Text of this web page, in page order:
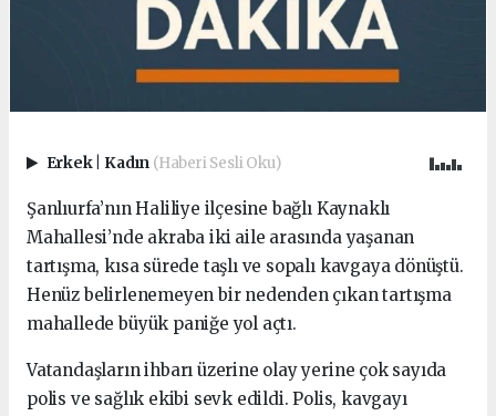
Erkek Kadın (Haberi Sesli Oku)
Şanlıurfa’nın Haliliye ilçesine bağlı Kaynaklı
Mahallesi’nde akraba iki aile arasında yaşanan
tartışma, kısa sürede taşlı ve sopalı kavgaya dönüştü.
Henüz belirlenemeyen bir nedenden çıkan tartışma
mahallede büyük paniğe yol açtı.
Vatandaşların ihbarı üzerine olay yerine çok sayıda
polis ve sağlık ekibi sevk edildi. Polis, kavgayı